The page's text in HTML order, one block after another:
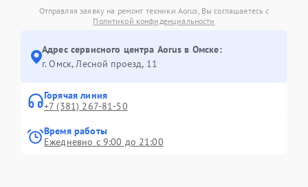
Отправляя заявку на ремонт техники Aorus, Вы соглашаетесь с
Политикой конфиденциальности
Адрес сервисного центра Aorus в Омске:
г. Омск, ​Лесной проезд, 11
Горячая линия
+7 (381) 267-81-50
Время работы
Ежедневно с 9:00 до 21:00